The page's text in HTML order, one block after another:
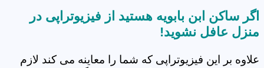
اگر ساکن ابن بابویه هستید از فیزیوتراپی در
منزل عافل نشوید!
علاوه بر این فیزیوتراپی که شما را معاینه می کند لازم